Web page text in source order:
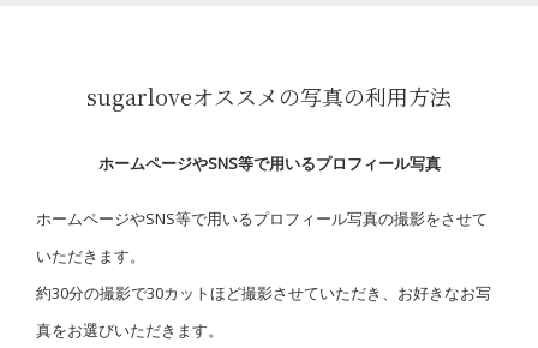
sugarloveオススメの写真の利用方法
ホームページやSNS等で用いるプロフィール写真
ホームページやSNS等で用いるプロフィール写真の撮影をさせて
いただきます。
約30分の撮影で30カットほど撮影させていただき、お好きなお写
真をお選びいただきます。